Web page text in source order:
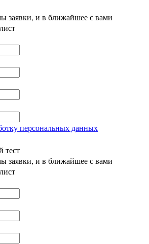
заявки, и в ближайшее с вами
персональных данных
тест
заявки, и в ближайшее с вами